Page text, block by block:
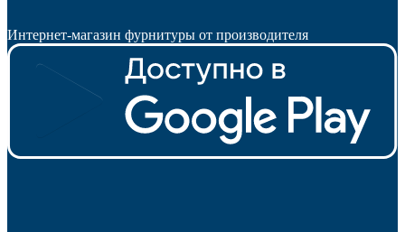
Мебель и фурнитура
Интернет-магазин фурнитуры от производителя